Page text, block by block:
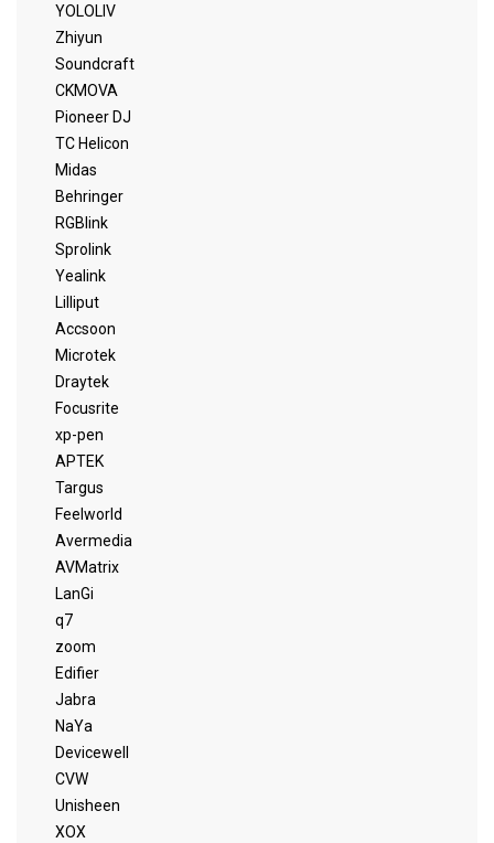
YOLOLIV
Zhiyun
Soundcraft
CKMOVA
Pioneer DJ
TC Helicon
Midas
Behringer
RGBlink
Sprolink
Yealink
Lilliput
Accsoon
Microtek
Draytek
Focusrite
xp-pen
APTEK
Targus
Feelworld
Avermedia
AVMatrix
LanGi
q7
zoom
Edifier
Jabra
NaYa
Devicewell
CVW
Unisheen
XOX